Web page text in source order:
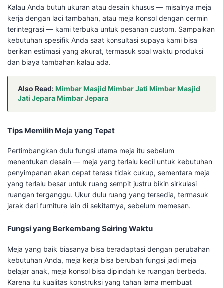
Kalau Anda butuh ukuran atau desain khusus — misalnya meja
kerja dengan laci tambahan, atau meja konsol dengan cermin
terintegrasi — kami terbuka untuk pesanan custom. Sampaikan
kebutuhan spesifik Anda saat konsultasi supaya kami bisa
berikan estimasi yang akurat, termasuk soal waktu produksi
dan biaya tambahan kalau ada.
Also Read:Mimbar Masjid Mimbar Jati Mimbar Masjid
Jati Jepara Mimbar Jepara
Tips Memilih Meja yang Tepat
Pertimbangkan dulu fungsi utama meja itu sebelum
menentukan desain — meja yang terlalu kecil untuk kebutuhan
penyimpanan akan cepat terasa tidak cukup, sementara meja
yang terlalu besar untuk ruang sempit justru bikin sirkulasi
ruangan terganggu. Ukur dulu ruang yang tersedia, termasuk
jarak dari furniture lain di sekitarnya, sebelum memesan.
Fungsi yang Berkembang Seiring Waktu
Meja yang baik biasanya bisa beradaptasi dengan perubahan
kebutuhan Anda, meja kerja bisa berubah fungsi jadi meja
belajar anak, meja konsol bisa dipindah ke ruangan berbeda.
Karena itu kualitas konstruksi yang tahan lama membuat